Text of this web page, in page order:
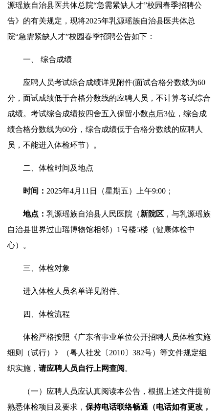
源瑶族自治县医共体总院“急需紧缺人才”校园春季招聘公
告》的有关规定，现将2025年乳源瑶族自治县医共体总
院“急需紧缺人才”校园春季招聘公告如下：
一、 综合成绩
应聘人员考试综合成绩详见附件(面试合格分数线为60
分，面试成绩低于合格分数线的应聘人员，不计算考试综合
成绩。考试综合成绩按四舍五入保留小数点后3位，综合成
绩合格分数线为60分，综合成绩低于合格分数线的应聘人
员，不能进入体检环节）。
二、体检时间及地点
时间： 2025年4月11日（星期五）上午9:00；
地点： 乳源瑶族自治县人民医院（新院区 ，与乳源瑶族
自治县世界过山瑶博物馆相邻）1号楼5楼（健康体检中
心）。
三、体检对象
进入体检人员名单详见附件。
四、体检流程
体检严格按照《广东省事业单位公开招聘人员体检实施
细则（试行）》（粤人社发〔2010〕382号）等文件规定组
织实施， 请应聘人员自行上网查阅 。
（一）应聘人员应认真阅读本公告，根据上述文件提前
熟悉体检项目及要求， 保持电话联络畅通（电话如有更改，